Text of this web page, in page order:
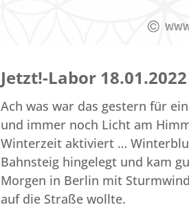
Jetzt!-Labor 18.01.2022
Ach was war das gestern für
und immer noch Licht am
Winterzeit aktiviert …
Bahnsteig hingelegt und kam
Morgen in Berlin mit
auf die Straße wollte.